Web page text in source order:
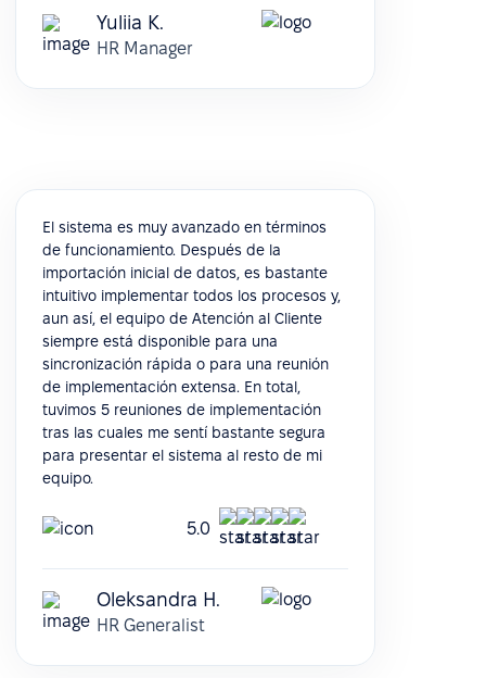
Yuliia K.
HR Manager
El sistema es muy avanzado en términos
de funcionamiento. Después de la
importación inicial de datos, es bastante
intuitivo implementar todos los procesos y,
aun así, el equipo de Atención al Cliente
siempre está disponible para una
sincronización rápida o para una reunión
de implementación extensa. En total,
tuvimos 5 reuniones de implementación
tras las cuales me sentí bastante segura
para presentar el sistema al resto de mi
equipo.
5.0
Oleksandra H.
HR Generalist